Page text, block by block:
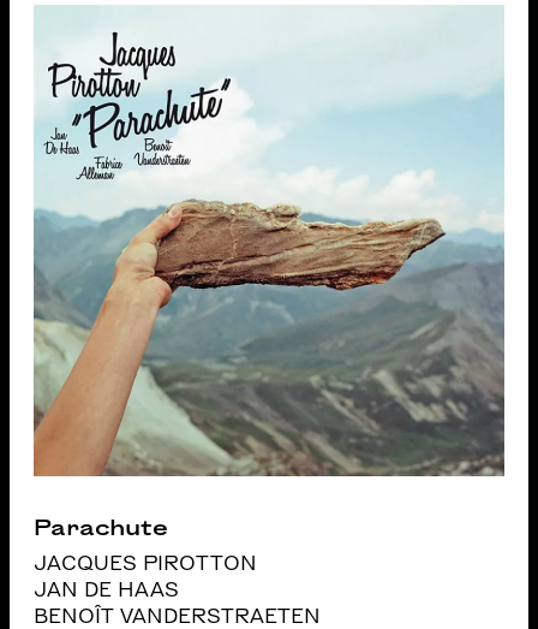
Parachute
JACQUES PIROTTON
JAN DE HAAS
BENOÎT VANDERSTRAETEN